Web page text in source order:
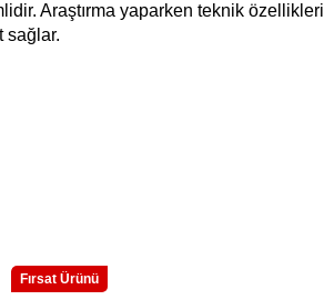
Araştırma yaparken teknik özellikleri
sağlar.
Fırsat Ürünü